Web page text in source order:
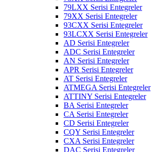
79LXX Serisi Entegreler
79XX Serisi Entegreler
93CXX Serisi Entegreler
93LCXX Serisi Entegreler
AD Serisi Entegreler
ADC Serisi Entegreler
AN Serisi Entegreler
APR Serisi Entegreler
AT Serisi Entegreler
ATMEGA Serisi Entegreler
ATTINY Serisi Entegreler
BA Serisi Entegreler
CA Serisi Entegreler
CD Serisi Entegreler
CQY Serisi Entegreler
CXA Serisi Entegreler
DAC Serisi Entegreler